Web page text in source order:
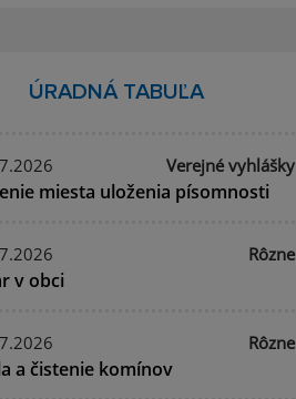
ÚRADNÁ TABUĽA
Verejné vyhlášky
miesta uloženia písomnosti
Rôzne
v obci
Rôzne
a čistenie komínov